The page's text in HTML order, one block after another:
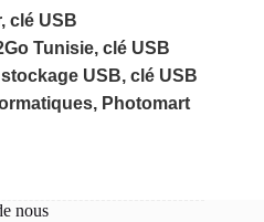
clé USB
Tunisie, clé USB
USB, clé USB
Photomart
nous